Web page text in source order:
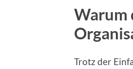
Warum
Trotz der